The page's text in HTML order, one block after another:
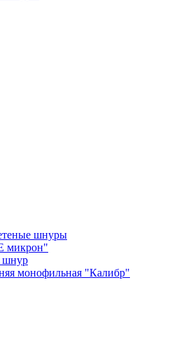
шнуры
микрон"
шнур
монофильная "Калибр"